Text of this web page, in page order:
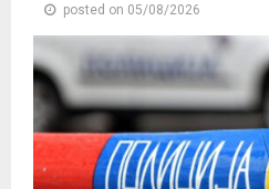
posted on 05/08/2026